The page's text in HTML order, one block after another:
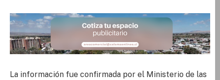
La información fue confirmada por el Ministerio de las